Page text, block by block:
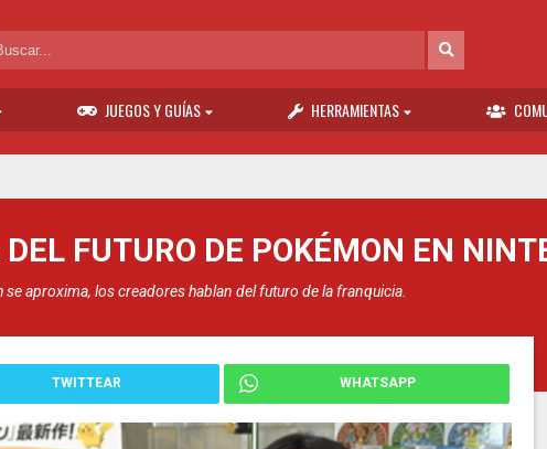
JUEGOS Y GUÍAS HERRAMIENTAS
FUTURO DE POKÉMON EN
aproxima, los creadores hablan del futuro de la franquicia.
TWITTEAR WHATSAPP